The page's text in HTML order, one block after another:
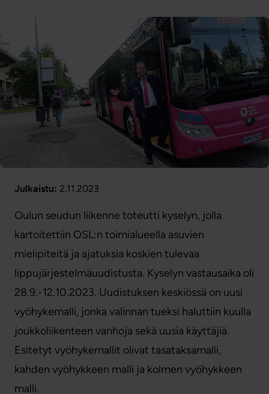
Julkaistu: 2.11.2023
Oulun seudun liikenne toteutti kyselyn, jolla
kartoitettiin OSL:n toimialueella asuvien
mielipiteitä ja ajatuksia koskien tulevaa
lippujärjestelmäuudistusta. Kyselyn vastausaika oli
28.9.-12.10.2023. Uudistuksen keskiössä on uusi
vyöhykemalli, jonka valinnan tueksi haluttiin kuulla
joukkoliikenteen vanhoja sekä uusia käyttäjiä.
Esitetyt vyöhykemallit olivat tasataksamalli,
kahden vyöhykkeen malli ja kolmen vyöhykkeen
malli.